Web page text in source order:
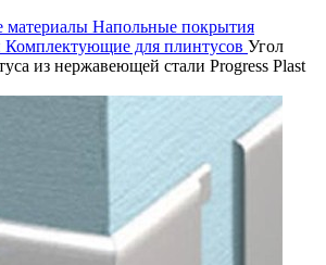
материалы Напольные покрытия
Комплектующие для плинтусов Угол
из нержавеющей стали Progress Plast